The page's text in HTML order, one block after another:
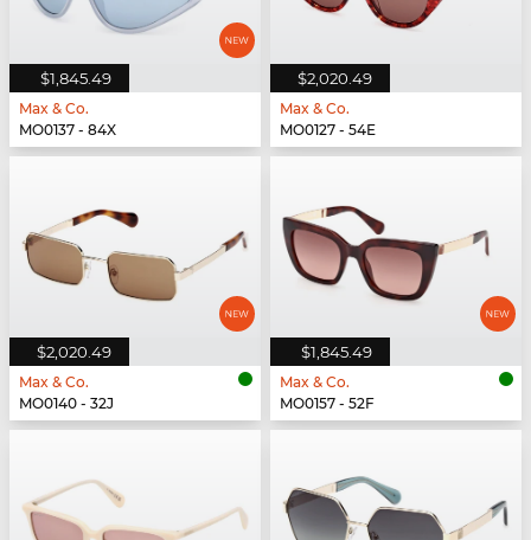
$1,845.49
Max & Co.
MO0137 - 84X
$2,020.49
Max & Co.
MO0127 - 54E
$2,020.49
Max & Co.
MO0140 - 32J
$1,845.49
Max & Co.
MO0157 - 52F